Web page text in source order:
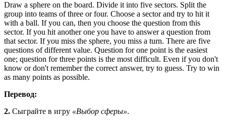
Draw a sphere on the board. Divide it into five sectors. Split the
group into teams of three or four. Choose a sector and try to hit it
with a ball. If you can, then you choose the question from this
sector. If you hit another one you have to answer a question from
that sector. If you miss the sphere, you miss a turn. There are five
questions of different value. Question for one point is the easiest
one; question for three points is the most difficult. Even if you don't
know or don't remember the correct answer, try to guess. Try to win
as many points as possible.
Перевод:
2. Сыграйте в игру «Выбор сферы».